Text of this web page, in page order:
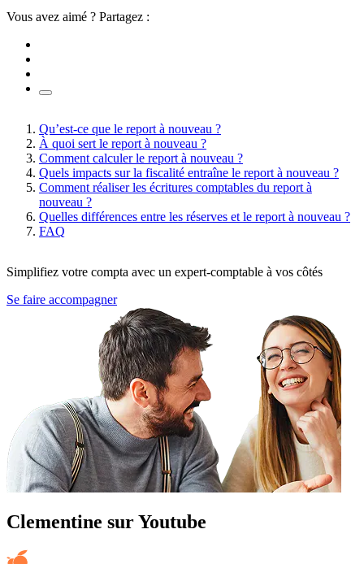
Vous avez aimé ? Partagez :
Qu’est-ce que le report à nouveau ?
À quoi sert le report à nouveau ?
Comment calculer le report à nouveau ?
Quels impacts sur la fiscalité entraîne le report à nouveau ?
Comment réaliser les écritures comptables du report à
nouveau ?
Quelles différences entre les réserves et le report à nouveau ?
FAQ
Simplifiez votre compta avec un expert-comptable à vos côtés
Se faire accompagner
Clementine sur Youtube